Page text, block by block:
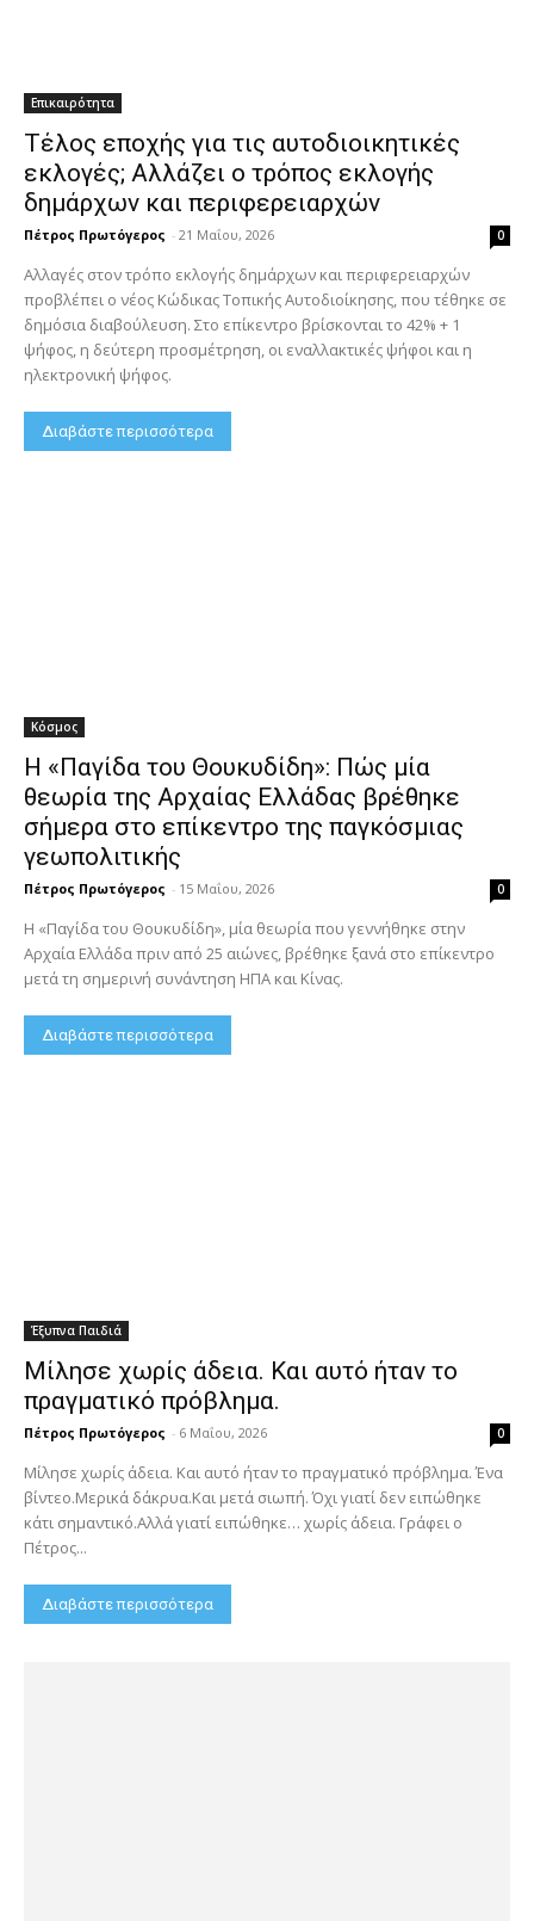
Επικαιρότητα
Τέλος εποχής για τις αυτοδιοικητικές
εκλογές; Αλλάζει ο τρόπος εκλογής
δημάρχων και περιφερειαρχών
Πέτρος Πρωτόγερος - 21 Μαΐου, 2026 0
Αλλαγές στον τρόπο εκλογής δημάρχων και περιφερειαρχών
προβλέπει ο νέος Κώδικας Τοπικής Αυτοδιοίκησης, που τέθηκε σε
δημόσια διαβούλευση. Στο επίκεντρο βρίσκονται το 42% + 1
ψήφος, η δεύτερη προσμέτρηση, οι εναλλακτικές ψήφοι και η
ηλεκτρονική ψήφος.
Διαβάστε περισσότερα
Κόσμος
Η «Παγίδα του Θουκυδίδη»: Πώς μία
θεωρία της Αρχαίας Ελλάδας βρέθηκε
σήμερα στο επίκεντρο της παγκόσμιας
γεωπολιτικής
Πέτρος Πρωτόγερος - 15 Μαΐου, 2026 0
Η «Παγίδα του Θουκυδίδη», μία θεωρία που γεννήθηκε στην
Αρχαία Ελλάδα πριν από 25 αιώνες, βρέθηκε ξανά στο επίκεντρο
μετά τη σημερινή συνάντηση ΗΠΑ και Κίνας.
Διαβάστε περισσότερα
Έξυπνα Παιδιά
Μίλησε χωρίς άδεια. Και αυτό ήταν το
πραγματικό πρόβλημα.
Πέτρος Πρωτόγερος - 6 Μαΐου, 2026 0
Μίλησε χωρίς άδεια. Και αυτό ήταν το πραγματικό πρόβλημα. Ένα
βίντεο.Μερικά δάκρυα.Και μετά σιωπή. Όχι γιατί δεν ειπώθηκε
κάτι σημαντικό.Αλλά γιατί ειπώθηκε… χωρίς άδεια. Γράφει ο
Πέτρος...
Διαβάστε περισσότερα